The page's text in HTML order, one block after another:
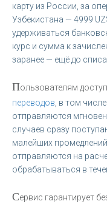
карту из России, за
Узбекистана — 4999
удерживаться
курс и сумма к
заранее — ещё до
Пользователям
переводов , в том
отправляются
случаев сразу
малейших
отправляются на
обрабатываться в
Сервис гарантирует